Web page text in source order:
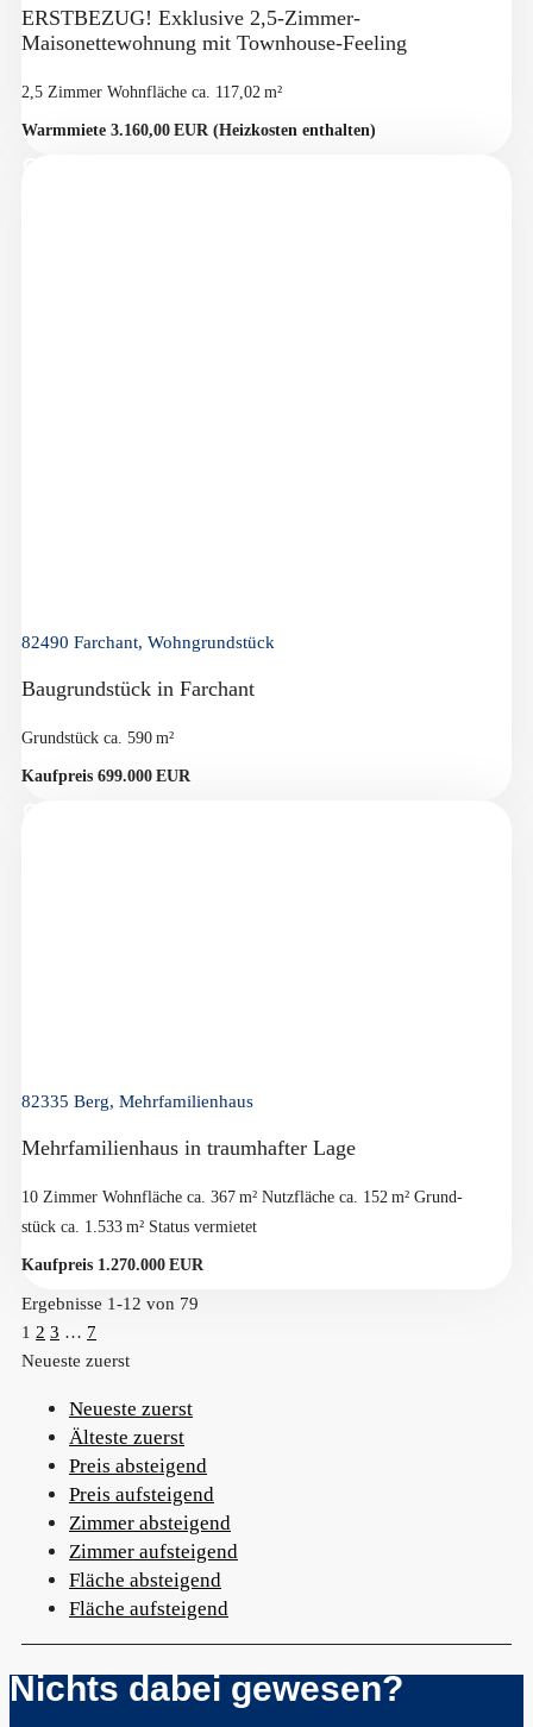
ERSTBEZUG! Exklusive 2,5-Zimmer-
Maisonettewohnung mit Townhouse-Feeling
2,5 Zimmer Wohnfläche ca. 117,02 m²
Warmmiete 3.160,00 EUR (Heizkosten enthalten)
82490 Farchant, Wohngrundstück
Baugrundstück in Farchant
Grund­stück ca. 590 m²
Kaufpreis 699.000 EUR
82335 Berg, Mehrfamilienhaus
Mehrfamilienhaus in traumhafter Lage
10 Zimmer Wohnfläche ca. 367 m² Nutzfläche ca. 152 m² Grund­
stück ca. 1.533 m² Status vermietet
Kaufpreis 1.270.000 EUR
Ergebnisse 1-12 von 79
1 2 3 … 7
Neueste zuerst
Neueste zuerst
Älteste zuerst
Preis absteigend
Preis aufsteigend
Zimmer absteigend
Zimmer aufsteigend
Fläche absteigend
Fläche aufsteigend
Nichts dabei gewesen?